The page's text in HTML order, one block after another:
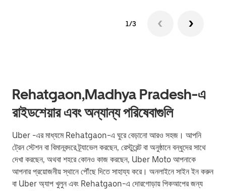
1/3
Rehatgaon,Madhya Pradesh-এ
রাইডশেয়ার এবং অন্যান্য পরিষেবাগুলি
Uber -এর মাধ্যমে Rehatgaon-এ ঘুরে বেড়ানো আরও সহজ। আপনি
ট্রেন স্টেশন বা বিমানবন্দরে ট্র্যাভেল করছেন, রেস্টুরেন্ট বা অনুষ্ঠানে বন্ধুদের সাথে
দেখা করছেন, অথবা শহরে কোনও কাজ করছেন, Uber Moto আপনাকে
আপনার প্রয়োজনীয় স্থানে পৌঁছে দিতে সাহায্য করে। অনলাইনে সাইন ইন করুন
বা Uber অ্যাপ খুলুন এবং Rehatgaon-এ দোরগোড়ায় পিকআপের জন্য